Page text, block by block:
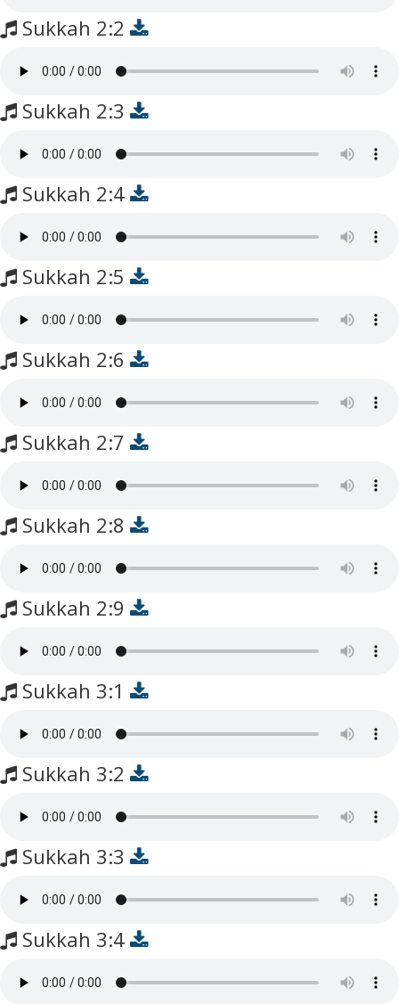
Sukkah 2:2
Sukkah 2:3
Sukkah 2:4
Sukkah 2:5
Sukkah 2:6
Sukkah 2:7
Sukkah 2:8
Sukkah 2:9
Sukkah 3:1
Sukkah 3:2
Sukkah 3:3
Sukkah 3:4